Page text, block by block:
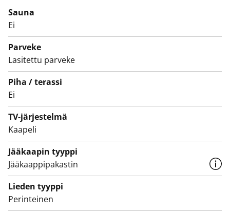
Taloyhtiö koostuu useammasta rakennuksesta ja
pihapiiri on väljä ja vehreä. Tulehan tutustumaan
tarkemmin paikan päälle, josko tässä uusi elämäsi
vuokrakoti?
Sauna
Ei
Parveke
Lasitettu parveke
Piha / terassi
Ei
TV-järjestelmä
Kaapeli
Jääkaapin tyyppi
Jääkaappipakastin
Lieden tyyppi
Perinteinen